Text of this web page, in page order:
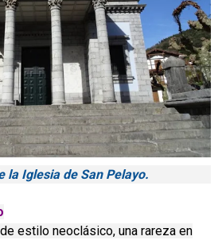
la Iglesia de San Pelayo.
estilo neoclásico, una rareza en